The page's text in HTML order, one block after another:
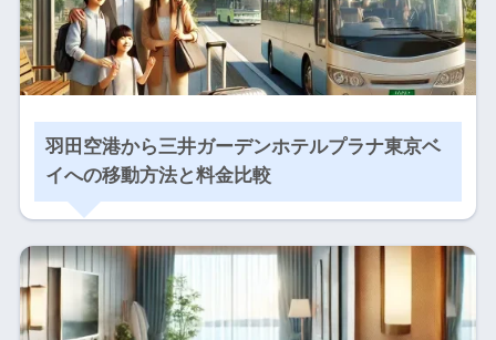
羽田空港から三井ガーデンホテルプラナ東京ベ
イへの移動方法と料金比較